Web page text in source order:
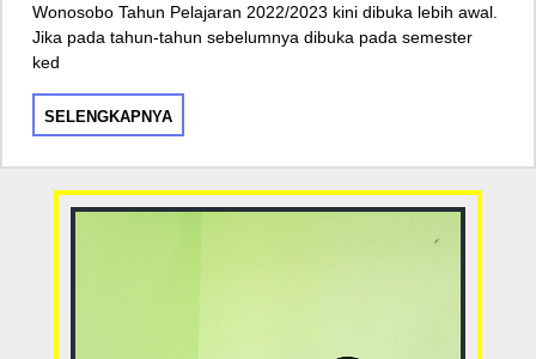
Wonosobo Tahun Pelajaran 2022/2023 kini dibuka lebih awal.
Jika pada tahun-tahun sebelumnya dibuka pada semester
ked
SELENGKAPNYA